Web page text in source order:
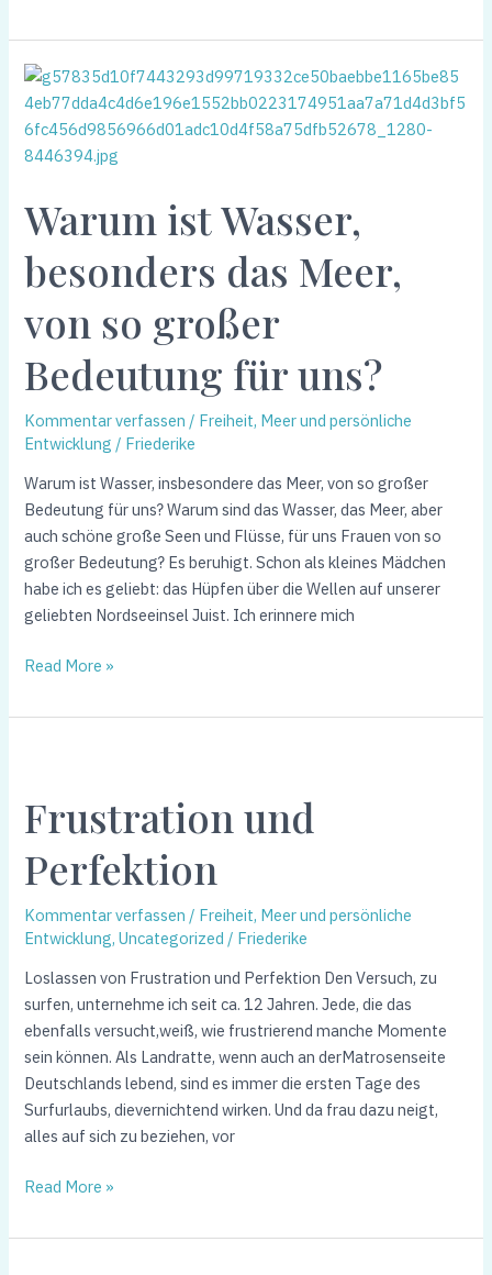
Warum ist Wasser,
besonders das Meer,
von so großer
Bedeutung für uns?
Kommentar verfassen / Freiheit, Meer und persönliche
Entwicklung / Friederike
Warum ist Wasser, insbesondere das Meer, von so großer
Bedeutung für uns? Warum sind das Wasser, das Meer, aber
auch schöne große Seen und Flüsse, für uns Frauen von so
großer Bedeutung? Es beruhigt. Schon als kleines Mädchen
habe ich es geliebt: das Hüpfen über die Wellen auf unserer
geliebten Nordseeinsel Juist. Ich erinnere mich
Warum
ist
Wasser,
besonders
Meer,
von
so
großer
Bedeutung
für
uns?
Read More »
Frustration und
Perfektion
Kommentar verfassen / Freiheit, Meer und persönliche
Entwicklung,Uncategorized / Friederike
Loslassen von Frustration und Perfektion Den Versuch, zu
surfen, unternehme ich seit ca. 12 Jahren. Jede, die das
ebenfalls versucht,weiß, wie frustrierend manche Momente
sein können. Als Landratte, wenn auch an derMatrosenseite
Deutschlands lebend, sind es immer die ersten Tage des
Surfurlaubs, dievernichtend wirken. Und da frau dazu neigt,
alles auf sich zu beziehen, vor
Perfektion
Read More »